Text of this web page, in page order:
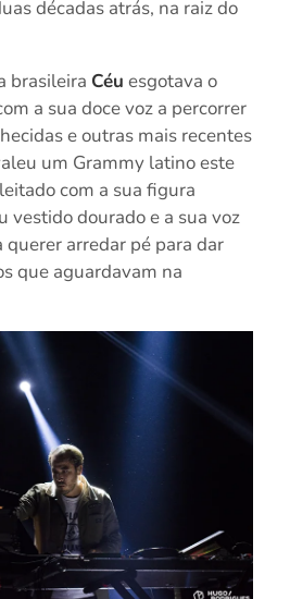
décadas atrás, na raiz do
brasileira Céu esgotava o
a sua doce voz a percorrer
e outras mais recentes
um Grammy latino este
com a sua figura
vestido dourado e a sua voz
querer arredar pé para dar
que aguardavam na